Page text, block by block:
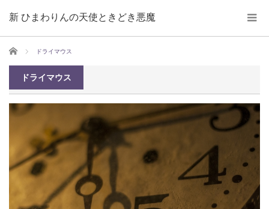
新 ひまわりんの天使ときどき悪魔
ホーム ドライマウス
ドライマウス